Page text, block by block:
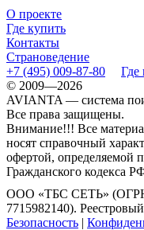
О проекте
Где купить
Контакты
Страноведение
+7 (495) 009-87-80
Где
© 2009—2026
AVIANTA — система
Все права защищены.
Внимание!!! Все
носят справочный
офертой, определяемой
Гражданского кодекса
ООО «ТБС СЕТЬ»
7715982140).
Безопасность |